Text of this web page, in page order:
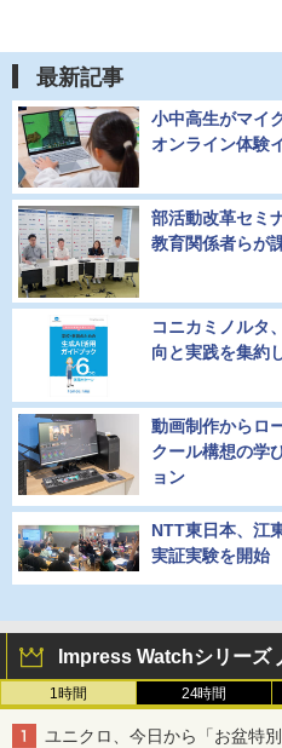
最新記事
小中高生がマイ
オンライン体験
部活動改革セミ
教育関係者らが
コニカミノルタ
向と実践を集約
動画制作からロ
クール構想の学
ョン
NTT東日本、江
実証実験を開始
Impress Watchシリーズ
1時間 24時間
ユニクロ、今日から「お盆特